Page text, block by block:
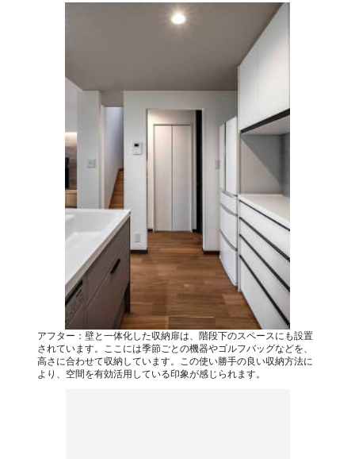
アフター：壁と一体化した収納扉は、階段下のスペースにも設置
されています。ここには季節ごとの機器やゴルフバッグなどを、
高さに合わせて収納しています。この使い勝手の良い収納方法に
より、空間を有効活用している印象が感じられます。